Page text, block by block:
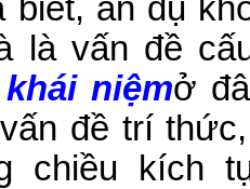
biết, ẩn dụ
là vấn đề
niệmở
đề trí
chiều kích